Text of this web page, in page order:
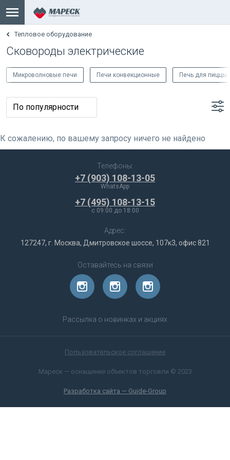
Тепловое оборудование
Сковороды электрические
Микроволновые печи Печи конвекционные Печь для пиццы
К сожалению, по вашему запросу ничего не найдено
Телефоны:
+7 (903) 108-13-05
WhatsApp
+7 (495) 108-13-15
c 09:00 до 18:00
Адрес:
127247, г. Москва, Дмитровское шоссе, 107к3, офис 821
Оставайтесь на связи
Рассылка о новинках и акциях
Пользовательское соглашение
Мареск — оснащение объектов торговли © 2023
Разработка сайта — Guide-Group